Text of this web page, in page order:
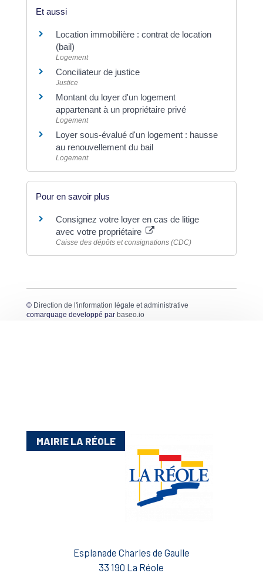
Et aussi
Location immobilière : contrat de location
(bail)
Logement
Conciliateur de justice
Justice
Montant du loyer d'un logement
appartenant à un propriétaire privé
Logement
Loyer sous-évalué d'un logement : hausse
au renouvellement du bail
Logement
Pour en savoir plus
Consignez votre loyer en cas de litige
avec votre propriétaire
Caisse des dépôts et consignations (CDC)
© Direction de l'information légale et administrative
comarquage developpé par baseo.io
MAIRIE LA RÉOLE
Esplanade Charles de Gaulle
33 190 La Réole